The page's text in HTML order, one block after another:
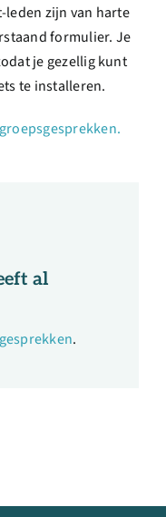
leden zijn van harte
formulier. Je
je gezellig kunt
te installeren.
al
.